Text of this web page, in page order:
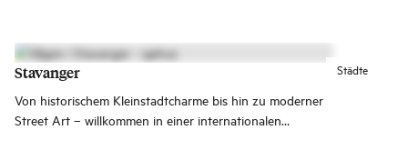
Städte
Stavanger
Von historischem Kleinstadtcharme bis hin zu moderner
Street Art – willkommen in einer internationalen